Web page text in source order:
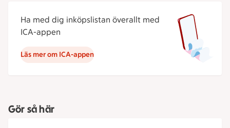
Ha med dig inköpslistan överallt med
ICA-appen
Läs mer om ICA-appen
Gör så här